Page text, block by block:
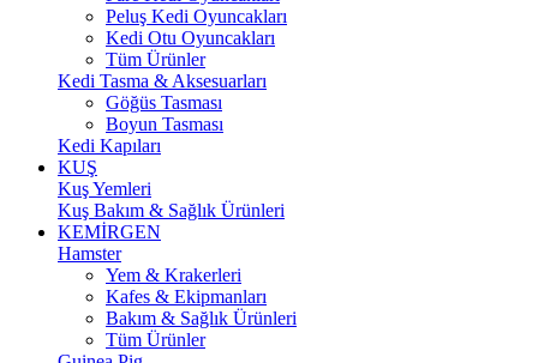
Peluş Kedi Oyuncakları
Kedi Otu Oyuncakları
Tüm Ürünler
Kedi Tasma & Aksesuarları
Göğüs Tasması
Boyun Tasması
Kedi Kapıları
KUŞ
Kuş Yemleri
Kuş Bakım & Sağlık Ürünleri
KEMİRGEN
Hamster
Yem & Krakerleri
Kafes & Ekipmanları
Bakım & Sağlık Ürünleri
Tüm Ürünler